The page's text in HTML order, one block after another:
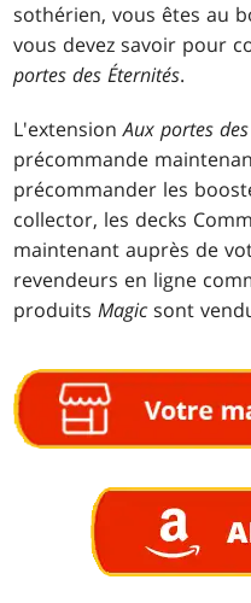
sothérien, vous êtes au
vous devez savoir pour
portes des Éternités.
L'extensionAux portes
précommande
précommander les
collector, les decks
maintenant auprès de
revendeurs en ligne
produitsMagic sont